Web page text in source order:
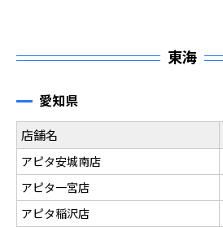
東海
愛知県
店舗名
アピタ安城南店
アピタ一宮店
アピタ稲沢店